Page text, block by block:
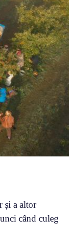
și a altor
când culeg